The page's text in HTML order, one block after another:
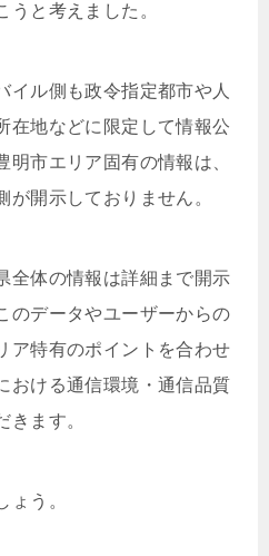
うと考えました。
イル側も政令指定都市や人
在地などに限定して情報公
明市エリア固有の情報は、
開示しておりません。
全体の情報は詳細まで開示
のデータやユーザーからの
ア特有のポイントを合わせ
おける通信環境・通信品質
きます。
ょう。